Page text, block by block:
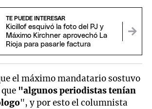
TE PUEDE INTERESAR
Kicillof esquivó la foto del PJ y
Máximo Kirchner aprovechó La
Rioja para pasarle factura
el máximo mandatario sostuvo
"algunos periodistas tenían
", y por esto el columnista